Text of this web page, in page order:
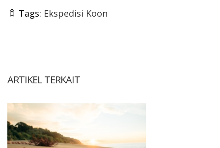
Tags: Ekspedisi Koon
ARTIKEL TERKAIT